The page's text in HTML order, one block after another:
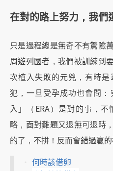
在對的路上努力，我們
只是過程總是無奇不有驚險
周遊列國者，我們被訓練到
次植入失敗的元兇，有時
犯，一旦受孕成功也會問
入」（ERA）是對的事，
略，面對難題又退無可退時
的了，不拼！反而會錯過贏的
何時該借卵